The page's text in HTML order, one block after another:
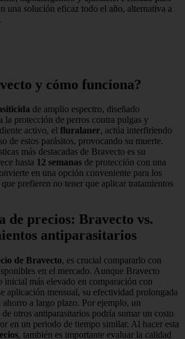
una solución eficaz todo el año, alternativa a
y cómo funciona?
de amplio espectro, diseñado
la protección de perros contra pulgas y
activo, el fluralaner, actúa interfiriendo
de estos parásitos, provocando su muerte.
más destacadas de Bravecto es su
hasta 12 semanas de protección con una
en una opción conveniente para los
que prefieren no tener que aplicar tratamientos
de precios: Bravecto vs.
antiparasitarios
de Bravecto, es crucial compararlo con
en el mercado. Aunque Bravecto
inicial más elevado en comparación con
aplicación mensual, su efectividad prolongada
ahorro a largo plazo. Por ejemplo, un
otros antiparasitarios podría sumar un costo
en un periodo de tiempo similar. Al hacer esta
, también es importante evaluar la calidad